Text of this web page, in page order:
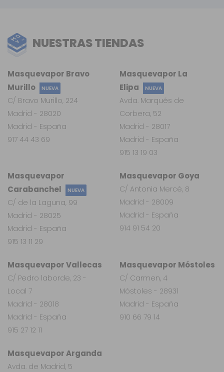
NUESTRAS TIENDAS
Masquevapor Arganda
Avda. de Madrid, 5
Masquevapor
Carabanchel
NUEVA
C/ de la Laguna, 99
Madrid - 28025
Madrid - España
915 13 11 29
Masquevapor Vallecas
C/ Pedro laborde, 23 -
Local 7
Madrid - 28018
Madrid - España
915 27 12 11
Masquevapor Móstoles
C/ Carmen, 4
Móstoles - 28931
Madrid - España
910 66 79 14
Masquevapor Goya
C/ Antonia Mercé, 8
Madrid - 28009
Madrid - España
914 91 54 20
Masquevapor La
Elipa
NUEVA
Avda. Marqués de
Corbera, 52
Madrid - 28017
Madrid - España
915 13 19 03
Masquevapor Bravo
Murillo
NUEVA
C/ Bravo Murillo, 224
Madrid - 28020
Madrid - España
917 44 43 69